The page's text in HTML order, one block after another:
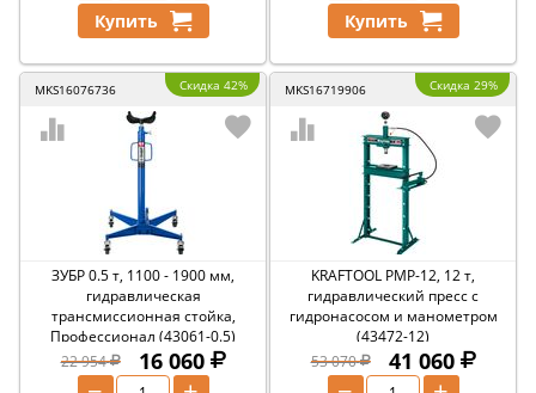
Купить Купить
MKS16076736 Скидка 42%
ЗУБР 0.5 т, 1100 - 1900 мм,
гидравлическая
трансмиссионная стойка,
Профессионал (43061-0.5)
22 954
16 060
MKS16719906 Скидка 29%
KRAFTOOL PMP-12, 12 т,
гидравлический пресс с
гидронасосом и манометром
(43472-12)
53 070
41 060